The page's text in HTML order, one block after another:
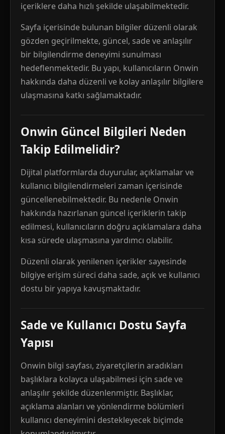
içeriklere daha hızlı şekilde ulaşabilmektedir.
Sayfa içerisinde bulunan bilgiler düzenli olarak
gözden geçirilmekte, güncel, sade ve anlaşılır
bir bilgilendirme deneyimi sunulması
hedeflenmektedir. Bu yapı, kullanıcıların Onwin
hakkında daha düzenli ve kolay anlaşılır bilgilere
ulaşmasına katkı sağlamaktadır.
Onwin Güncel Bilgileri Neden
Takip Edilmelidir?
Dijital platformlarda duyurular, açıklamalar ve
kullanıcı bilgilendirmeleri zaman içerisinde
güncellenebilmektedir. Bu nedenle Onwin
hakkında hazırlanan güncel içeriklerin takip
edilmesi, kullanıcıların doğru açıklamalara daha
kısa sürede ulaşmasına yardımcı olabilir.
Düzenli olarak yenilenen içerikler sayesinde
bilgiye erişim süreci daha sade, açık ve kullanıcı
dostu bir yapıya kavuşmaktadır.
Sade ve Kullanıcı Dostu Sayfa
Yapısı
Onwin bilgi sayfası, ziyaretçilerin aradıkları
başlıklara kolayca ulaşabilmesi için sade ve
anlaşılır şekilde düzenlenmiştir. Başlıklar,
açıklama alanları ve yönlendirme bölümleri
kullanıcı deneyimini destekleyecek biçimde